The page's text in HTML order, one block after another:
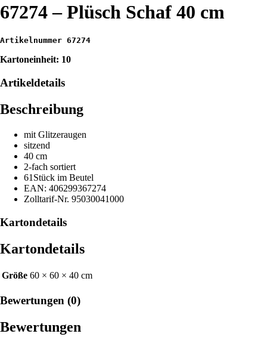
67274 – Plüsch Schaf 40 cm
Artikelnummer 67274
Kartoneinheit: 10
Artikeldetails
Beschreibung
mit Glitzeraugen
sitzend
40 cm
2-fach sortiert
61Stück im Beutel
EAN: 406299367274
Zolltarif-Nr. 95030041000
Kartondetails
Kartondetails
Größe 60 × 60 × 40 cm
Bewertungen (0)
Bewertungen